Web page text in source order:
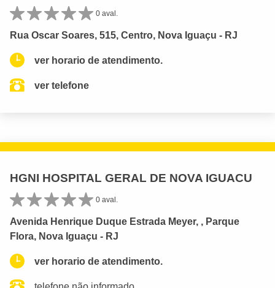
0 aval.
Rua Oscar Soares, 515, Centro, Nova Iguaçu - RJ
ver horario de atendimento.
ver telefone
HGNI HOSPITAL GERAL DE NOVA IGUACU
0 aval.
Avenida Henrique Duque Estrada Meyer, , Parque
Flora, Nova Iguaçu - RJ
ver horario de atendimento.